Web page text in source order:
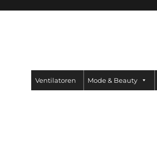
Ventilatoren Mode & Beauty